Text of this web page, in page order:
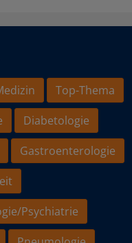
Top-Thema
Diabetologie
Gastroenterologie
Psychiatrie